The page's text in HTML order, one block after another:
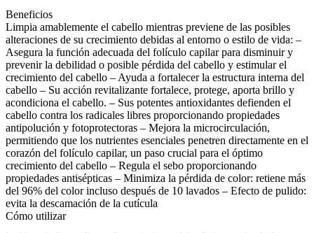
Beneficios
Limpia amablemente el cabello mientras previene de las posibles
alteraciones de su crecimiento debidas al entorno o estilo de vida: –
Asegura la función adecuada del folículo capilar para disminuir y
prevenir la debilidad o posible pérdida del cabello y estimular el
crecimiento del cabello – Ayuda a fortalecer la estructura interna del
cabello – Su acción revitalizante fortalece, protege, aporta brillo y
acondiciona el cabello. – Sus potentes antioxidantes defienden el
cabello contra los radicales libres proporcionando propiedades
antipolución y fotoprotectoras – Mejora la microcirculación,
permitiendo que los nutrientes esenciales penetren directamente en el
corazón del folículo capilar, un paso crucial para el óptimo
crecimiento del cabello – Regula el sebo proporcionando
propiedades antisépticas – Minimiza la pérdida de color: retiene más
del 96% del color incluso después de 10 lavados – Efecto de pulido:
evita la descamación de la cutícula
Cómo utilizar